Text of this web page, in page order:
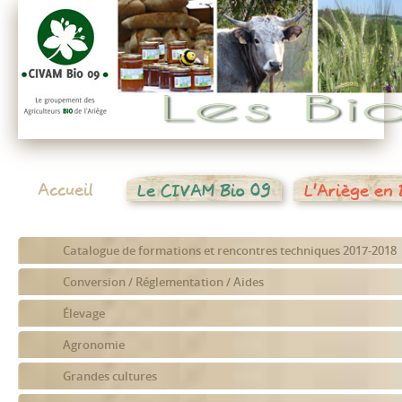
Accueil Le CIVAM Bio 09 L'Ariège en
Catalogue de formations et rencontres techniques 2017-2018
Conversion / Réglementation / Aides
Élevage
Agronomie
Grandes cultures